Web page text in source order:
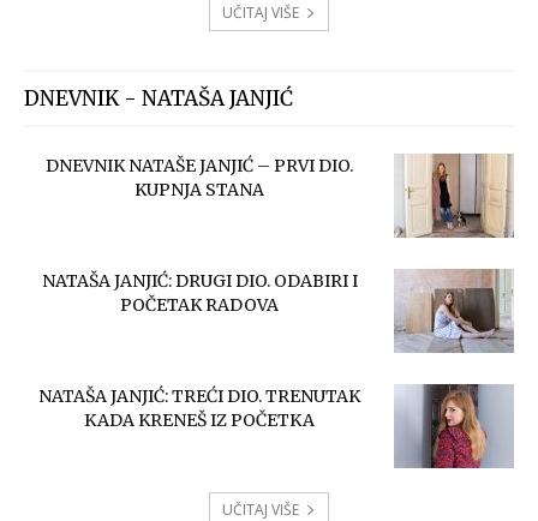
UČITAJ VIŠE
DNEVNIK - NATAŠA JANJIĆ
DNEVNIK NATAŠE JANJIĆ – PRVI DIO.
KUPNJA STANA
NATAŠA JANJIĆ: DRUGI DIO. ODABIRI I
POČETAK RADOVA
NATAŠA JANJIĆ: TREĆI DIO. TRENUTAK
KADA KRENEŠ IZ POČETKA
UČITAJ VIŠE